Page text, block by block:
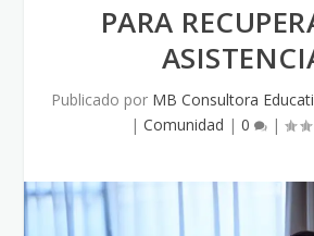
PARA
Publicado por MB Consultora
| Comunidad | 0 |